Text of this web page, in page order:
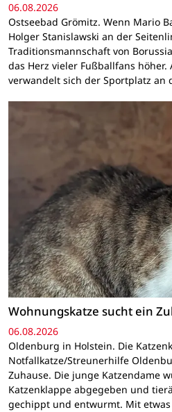
06.08.2026
Ostseebad Grömitz. Wenn Mario
Holger Stanislawski an der
Traditionsmannschaft von
das Herz vieler Fußballfans höher.
verwandelt sich der Sportplatz an
Wohnungskatze sucht ein
06.08.2026
Oldenburg in Holstein. Die
Notfallkatze/Streunerhilfe
Zuhause. Die junge Katzendame
Katzenklappe abgegeben und
gechippt und entwurmt. Mit